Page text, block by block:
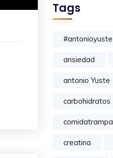
Tags
#antonioyuste
ansiedad
antonio Yuste
carbohidratos
comidatrampa
creatina